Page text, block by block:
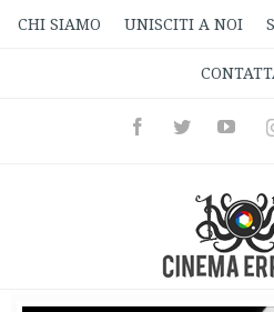
CHI SIAMO UNISCITI A NOI
FacebookTwitter